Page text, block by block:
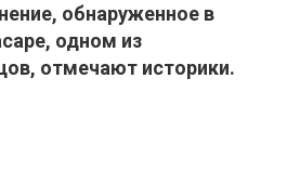
обнаруженное в
одном из
отмечают историки.